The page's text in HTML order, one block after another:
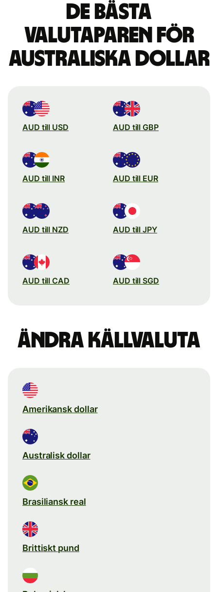
De bästa
valutaparen för
australiska dollar
AUD till USD AUD till GBP
AUD till INR AUD till EUR
AUD till NZD AUD till JPY
AUD till CAD AUD till SGD
Ändra källvaluta
Amerikansk dollar
Australisk dollar
Brasiliansk real
Brittiskt pund